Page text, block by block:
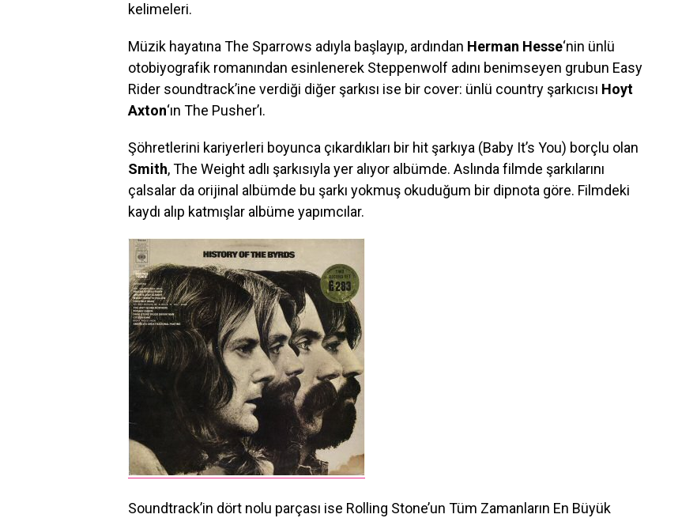
kelimeleri.
Müzik hayatına The Sparrows adıyla başlayıp, ardından Herman Hesse‘nin ünlü
otobiyografik romanından esinlenerek Steppenwolf adını benimseyen grubun Easy
Rider soundtrack’ine verdiği diğer şarkısı ise bir cover: ünlü country şarkıcısı Hoyt
Axton‘ın The Pusher’ı.
Şöhretlerini kariyerleri boyunca çıkardıkları bir hit şarkıya (Baby It’s You) borçlu olan
Smith, The Weight adlı şarkısıyla yer alıyor albümde. Aslında filmde şarkılarını
çalsalar da orijinal albümde bu şarkı yokmuş okuduğum bir dipnota göre. Filmdeki
kaydı alıp katmışlar albüme yapımcılar.
Soundtrack’in dört nolu parçası ise Rolling Stone’un Tüm Zamanların En Büyük